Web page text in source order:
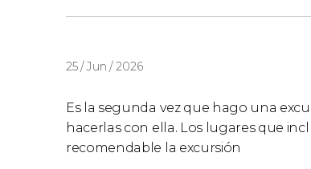
25 / Jun / 2026
Es la segunda vez que hago una
hacerlas con ella. Los lugares que
recomendable la excursión